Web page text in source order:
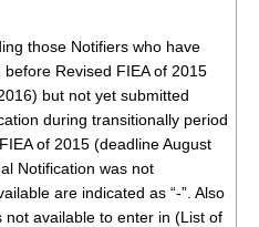
those Notifiers who have
Revised FIEA of 2015
but not yet submitted
during transitionally period
of 2015 (deadline August
Notification was not
are indicated as “-”. Also
not available to enter in (List of